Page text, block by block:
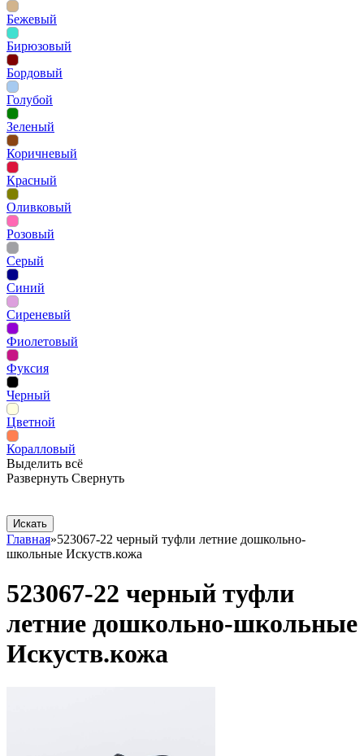
Бежевый
Бирюзовый
Бордовый
Голубой
Зеленый
Коричневый
Красный
Оливковый
Розовый
Серый
Синий
Сиреневый
Фиолетовый
Фуксия
Черный
Цветной
Коралловый
Выделить всё
Развернуть Свернуть
Главная»523067-22 черный туфли летние дошкольно-
школьные Искуств.кожа
523067-22 черный туфли
летние дошкольно-школьные
Искуств.кожа